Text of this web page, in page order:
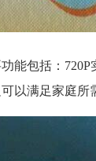
能包括：
以满足家庭所